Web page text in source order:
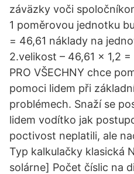
záväzky voči
1 poměrovou jednotku
= 46,61 náklady na
2.velikost – 46,61 x 1,2
PRO VŠECHNY chce
pomoci lidem při
problémech. Snaží se
lidem vodítko jak
poctivost neplatili, ale
Typ kalkulačky klasická
solárne] Počet číslic na